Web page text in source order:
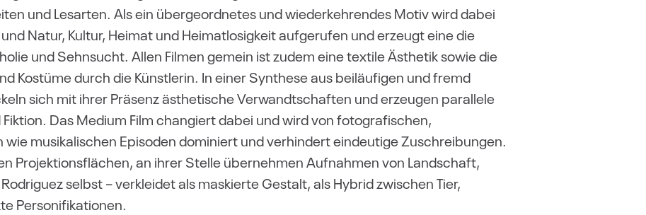
und Lesarten. Als ein übergeordnetes und wiederkehrendes Motiv wird dabei
Natur, Kultur, Heimat und Heimatlosigkeit aufgerufen und erzeugt eine die
und Sehnsucht. Allen Filmen gemein ist zudem eine textile Ästhetik sowie die
Kostüme durch die Künstlerin. In einer Synthese aus beiläufigen und fremd
sich mit ihrer Präsenz ästhetische Verwandtschaften und erzeugen parallele
Das Medium Film changiert dabei und wird von fotografischen,
musikalischen Episoden dominiert und verhindert eindeutige Zuschreibungen.
Projektionsflächen, an ihrer Stelle übernehmen Aufnahmen von Landschaft,
selbst – verkleidet als maskierte Gestalt, als Hybrid zwischen Tier,
Personifikationen.